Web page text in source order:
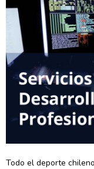
Todo el deporte